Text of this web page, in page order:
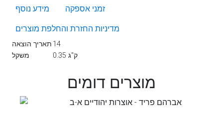
מידע נוסף
זמני אספקה
מדיניות החזרת והחלפת מוצרים
תאריך הוצאה 14
משקל
0.35 ק"ג
מוצרים דומים